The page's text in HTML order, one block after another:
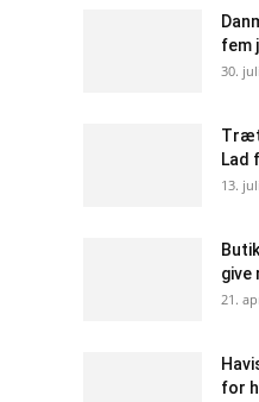
fem
30.
Træt
Lad
13.
give
21.
for